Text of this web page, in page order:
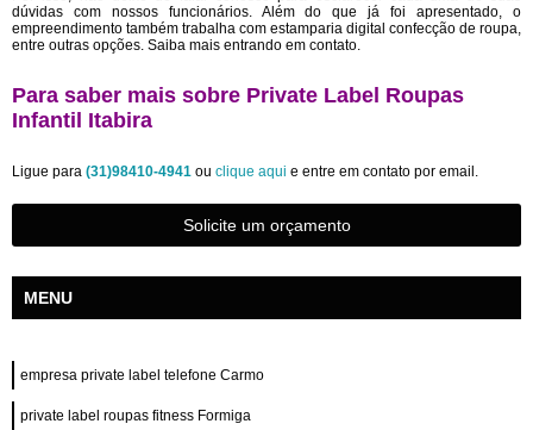
dúvidas com nossos funcionários. Além do que já foi apresentado, o
empreendimento também trabalha com estamparia digital confecção de roupa,
entre outras opções. Saiba mais entrando em contato.
Para saber mais sobre Private Label Roupas
Infantil Itabira
Ligue para (31)98410-4941 ou clique aqui e entre em contato por email.
Solicite um orçamento
MENU
empresa private label telefone Carmo
private label roupas fitness Formiga